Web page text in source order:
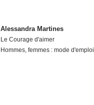
Alessandra Martines
Le Courage d'aimer
Hommes, femmes : mode d'emploi